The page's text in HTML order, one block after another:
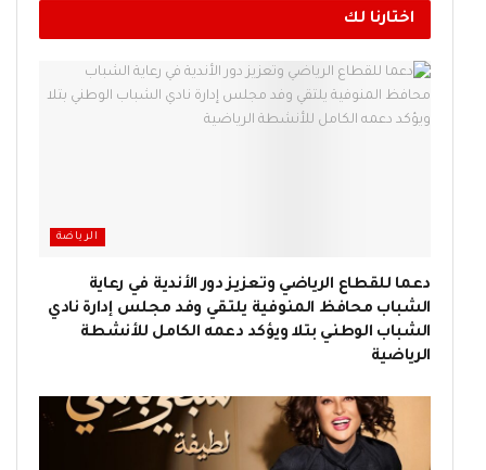
اختارنا لك
الرياضة
دعما للقطاع الرياضي وتعزيز دور الأندية في رعاية
الشباب محافظ المنوفية يلتقي وفد مجلس إدارة نادي
الشباب الوطني بتلا ويؤكد دعمه الكامل للأنشطة
الرياضية